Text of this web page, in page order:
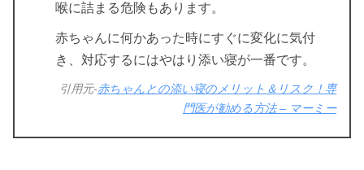
喉に詰まる危険もあります。
赤ちゃんに何かあった時にすぐに変化に気付
き、対応するにはやはり添い寝が一番です。
引用元-赤ちゃんとの添い寝のメリット＆リスク！専
門医が勧める方法 – マーミー